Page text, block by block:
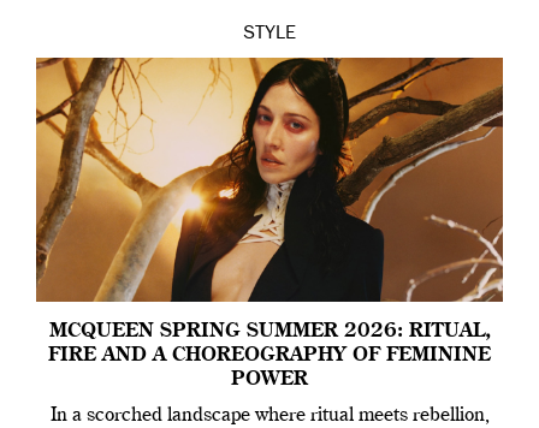
STYLE
MCQUEEN SPRING SUMMER 2026: RITUAL,
FIRE AND A CHOREOGRAPHY OF FEMININE
POWER
In a scorched landscape where ritual meets rebellion,